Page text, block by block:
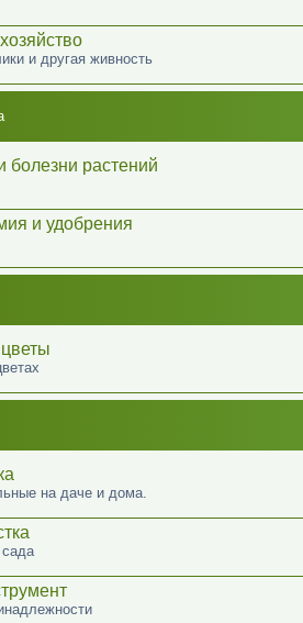
и другая живность
болезни растений
и удобрения
на даче и дома.